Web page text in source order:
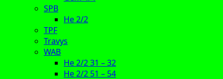
SPB
He 2/2
TPF
Travys
WAB
He 2/2 31 – 32
He 2/2 51 – 54